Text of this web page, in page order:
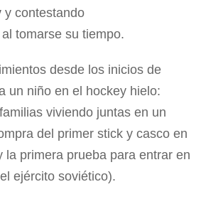
y contestando
tomarse su tiempo.
desde los inicios de
un niño en el hockey hielo:
viviendo juntas en un
del primer stick y casco en
la primera prueba para entrar en
ejército soviético).